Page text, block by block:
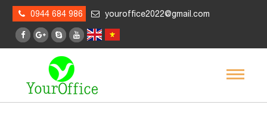
0944 684 986 youroffice2022@gmail.com